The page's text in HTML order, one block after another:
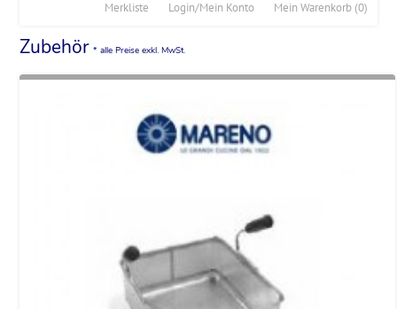
Mein Warenkorb (0)
Login/Mein Konto
Merkliste
Zubehör * alle Preise exkl. MwSt.